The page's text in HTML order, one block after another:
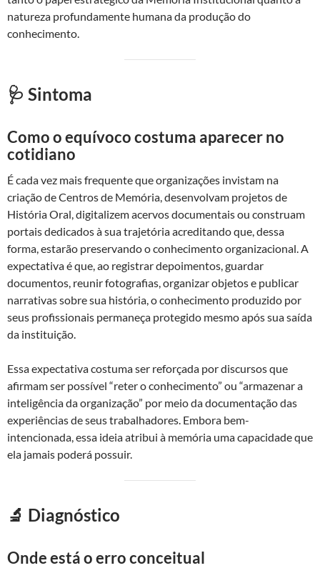
natureza profundamente humana da produção do
conhecimento.
🩺 Sintoma
Como o equívoco costuma aparecer no
cotidiano
É cada vez mais frequente que organizações invistam na
criação de Centros de Memória, desenvolvam projetos de
História Oral, digitalizem acervos documentais ou construam
portais dedicados à sua trajetória acreditando que, dessa
forma, estarão preservando o conhecimento organizacional. A
expectativa é que, ao registrar depoimentos, guardar
documentos, reunir fotografias, organizar objetos e publicar
narrativas sobre sua história, o conhecimento produzido por
seus profissionais permaneça protegido mesmo após sua saída
da instituição.
Essa expectativa costuma ser reforçada por discursos que
afirmam ser possível “reter o conhecimento” ou “armazenar a
inteligência da organização” por meio da documentação das
experiências de seus trabalhadores. Embora bem-
intencionada, essa ideia atribui à memória uma capacidade que
ela jamais poderá possuir.
🔬 Diagnóstico
Onde está o erro conceitual